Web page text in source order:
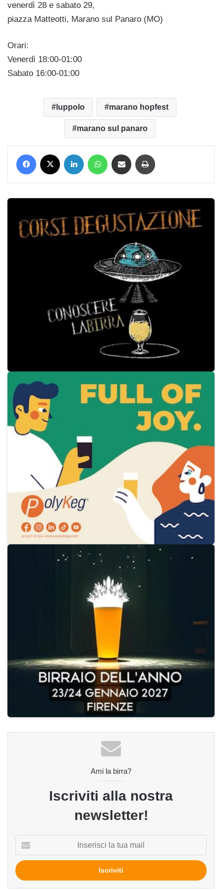
venerdì 28 e sabato 29,
piazza Matteotti, Marano sul Panaro (MO)
Orari:
Venerdì 18:00-01:00
Sabato 16:00-01:00
luppolo marano hopfest
marano sul panaro
Facebook LinkedIn WhatsApp Condividi via mail
Ami la birra?
Iscriviti alla nostra
newsletter!
tua
mail